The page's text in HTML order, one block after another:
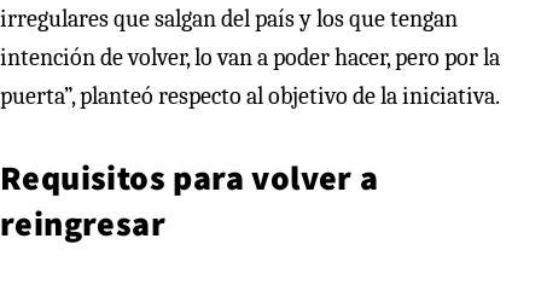
irregulares que salgan del país y los que tengan
intención de volver, lo van a poder hacer, pero por la
puerta”, planteó respecto al objetivo de la iniciativa.
Requisitos para volver a
reingresar